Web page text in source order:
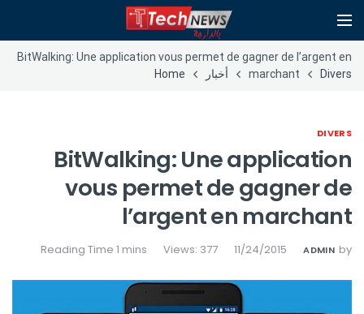
BitWalking: Une application vous permet de gagner de l’argent en
marchant
Divers أخبار Home
DIVERS
BitWalking: Une application
vous permet de gagner de
l’argent en marchant
by
ADMIN
11/24/2015
Views: 377